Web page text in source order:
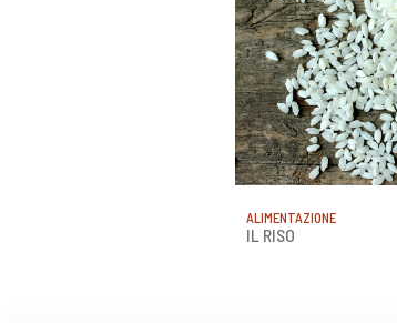
ALIMENTAZIONE
IL RISO